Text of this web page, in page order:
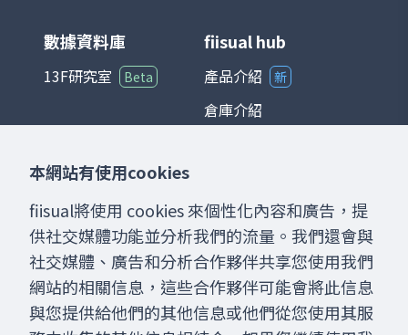
數據資料庫
13F研究室 Beta
fiisual hub
產品介紹 新
倉庫介紹
網站內提供之數據資料、分析工具、網誌內容僅供使用者
本網站有使用cookies
fiisual將使用 cookies 來個性化內容和廣告，提
供社交媒體功能並分析我們的流量。我們還會與
社交媒體、廣告和分析合作夥伴共享您使用我們
網站的相關信息，這些合作夥伴可能會將此信息
與您提供給他們的其他信息或他們從您使用其服